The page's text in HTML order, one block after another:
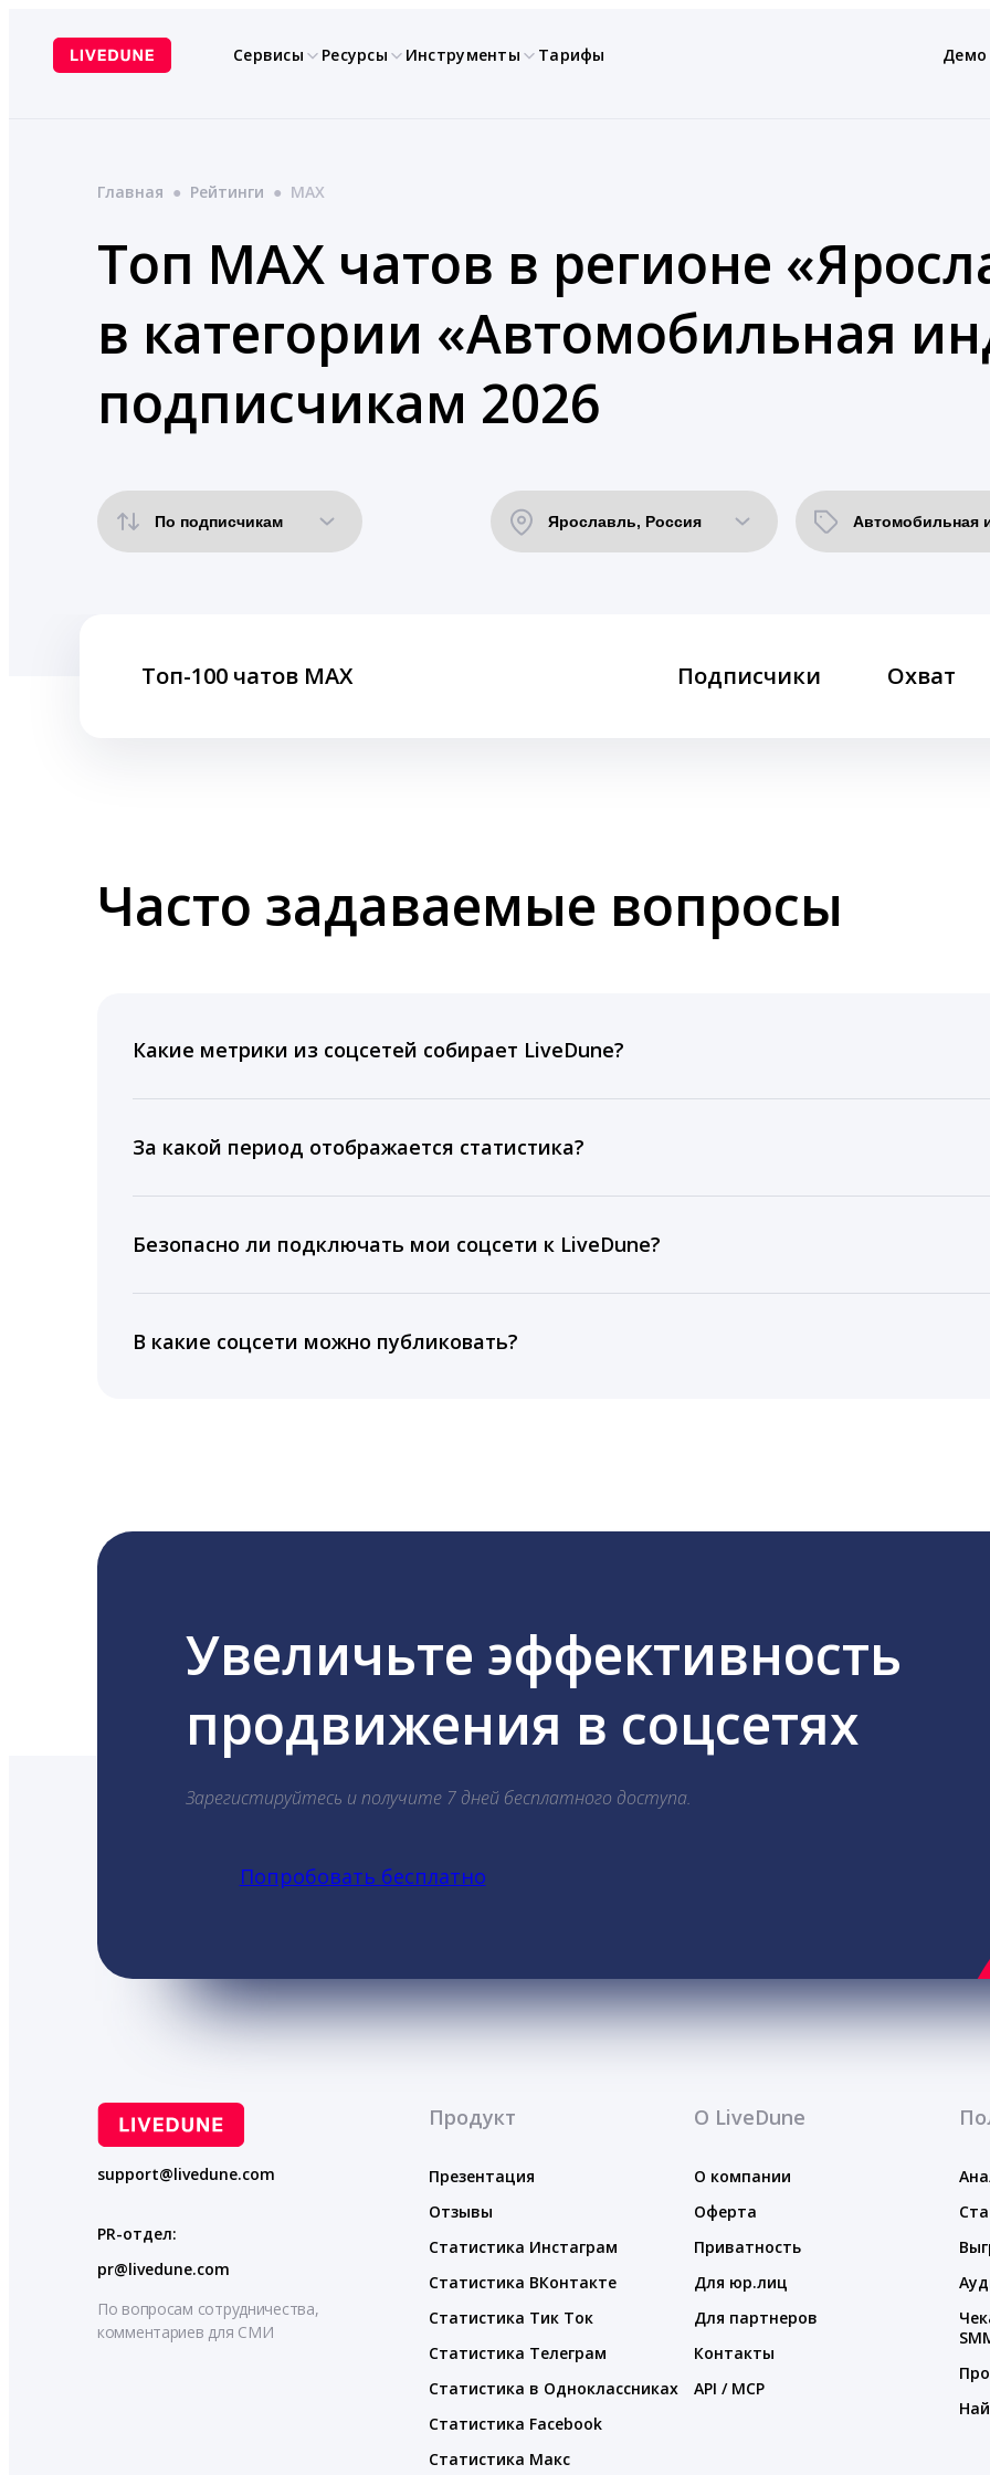
содержимому
Сервисы Ресурсы Инструменты Тарифы Демо
Главная ● Рейтинги ● MAX
Топ MAX чатов в регионе
в категории «Автомобильная
подписчикам 2026
Топ-100 чатов MAX Подписчики Охват
Часто задаваемые вопросы
Какие метрики из соцсетей собирает LiveDune?
время для публикации, показываем лучшие посты и присылаем автоматические отчеты с
За какой период отображается статистика?
подключении тарифа Блогер. При оплате тарифа Бизнес отображаются сведения за 3 года, а
5 лет.
Безопасно ли подключать мои соцсети к LiveDune?
информацию третьим лицам.
В какие соцсети можно публиковать?
Увеличьте эффективность
продвижения в соцсетях
Зарегистируйтесь и получите 7 дней бесплатного доступа.
Попробовать бесплатно
support@livedune.com
PR-отдел:
pr@livedune.com
По вопросам сотрудничества,
комментариев для СМИ
Продукт
Презентация
Отзывы
Статистика Инстаграм
Статистика ВКонтакте
Статистика Тик Ток
Статистика Телеграм
Статистика в Одноклассниках
Статистика Facebook
Статистика Макс
О LiveDune
О компании
Оферта
Приватность
Для юр.лиц
Для партнеров
Контакты
API / MCP